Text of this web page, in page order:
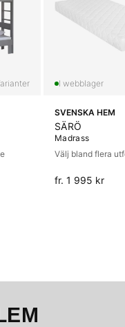
SVENSKA HEM
SÄRÖ
Madrass
Välj bland flera
fr. 1 995 kr